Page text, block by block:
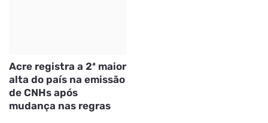
Acre registra a 2ª maior
alta do país na emissão
de CNHs após
mudança nas regras